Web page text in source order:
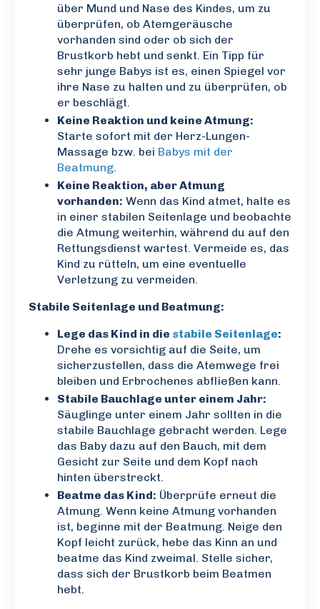
über Mund und Nase des Kindes, um zu
überprüfen, ob Atemgeräusche
vorhanden sind oder ob sich der
Brustkorb hebt und senkt. Ein Tipp für
sehr junge Babys ist es, einen Spiegel vor
ihre Nase zu halten und zu überprüfen, ob
er beschlägt.
Keine Reaktion und keine Atmung:
Starte sofort mit der Herz-Lungen-
Massage bzw. bei Babys mit der
Beatmung
Keine Reaktion, aber Atmung
vorhanden: Wenn das Kind atmet, halte es
in einer stabilen Seitenlage und beobachte
die Atmung weiterhin, während du auf den
Rettungsdienst wartest. Vermeide es, das
Kind zu rütteln, um eine eventuelle
Verletzung zu vermeiden.
Stabile Seitenlage und Beatmung:
Lege das Kind in die stabile Seitenlage:
Drehe es vorsichtig auf die Seite, um
sicherzustellen, dass die Atemwege frei
bleiben und Erbrochenes abfließen kann.
Stabile Bauchlage unter einem Jahr:
Säuglinge unter einem Jahr sollten in die
stabile Bauchlage gebracht werden. Lege
das Baby dazu auf den Bauch, mit dem
Gesicht zur Seite und dem Kopf nach
hinten überstreckt.
Beatme das Kind: Überprüfe erneut die
Atmung. Wenn keine Atmung vorhanden
ist, beginne mit der Beatmung. Neige den
Kopf leicht zurück, hebe das Kinn an und
beatme das Kind zweimal. Stelle sicher,
dass sich der Brustkorb beim Beatmen
hebt.